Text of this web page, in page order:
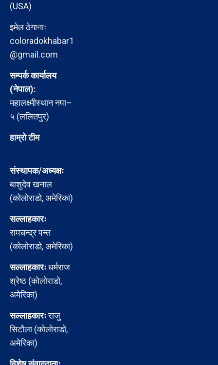
(USA)
इमेल ठेगानाः
coloradokhabar1
@gmail.com
सम्पर्क कार्यालय
(नेपाल):
महालक्ष्मीस्थान नपा–
५ (ललितपुर)
हाम्रो टीम
संस्थापक/अध्यक्षः
बाशुदेव खनाल
(कोलोराडो, अमेरिका)
सल्लाहकारः
रामचन्द्र पन्त
(कोलोराडो, अमेरिका)
सल्लाहकारःधर्मराज
श्रेष्ठ (कोलोराडो,
अमेरिका)
सल्लाहकारःराजु
सिटौला (कोलोराडो,
अमेरिका)